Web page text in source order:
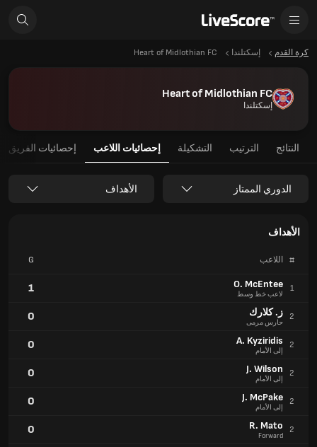
كرة القدم إسكتلندا Heart of Midlothian FC
Heart of Midlothian FC
إسكتلندا
النتائج الترتيب التشكيلة إحصائيات اللاعب إحصائيات الفريق
الدوري الممتاز الأهداف
الأهداف
# اللاعب G
1
O. McEntee
لاعب خط وسط 1
2 ز. كلارك
حارس مرمى 0
2
A. Kyziridis
إلى الأمام 0
2
J. Wilson
إلى الأمام 0
2
J. McPake
إلى الأمام 0
2
R. Mato
Forward
0